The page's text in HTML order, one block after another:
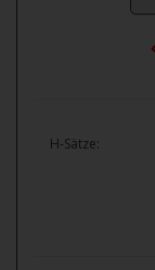
H-Sätze: